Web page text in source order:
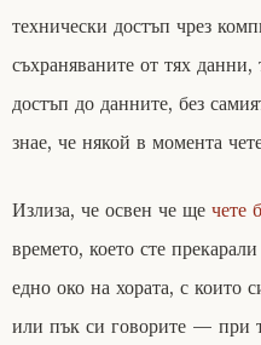
технически достъп чрез
съхраняваните от тях
достъп до данните, без
знае, че някой в момента
Излиза, че освен че ще чете
времето, което сте
едно око на хората, с които
или пък си говорите — при